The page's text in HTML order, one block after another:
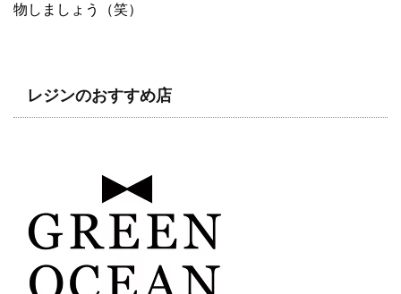
物しましょう（笑）
レジンのおすすめ店